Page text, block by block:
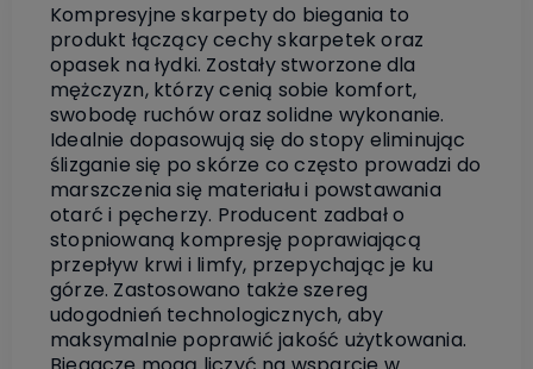
Kompresyjne skarpety do biegania to
produkt łączący cechy skarpetek oraz
opasek na łydki. Zostały stworzone dla
mężczyzn, którzy cenią sobie komfort,
swobodę ruchów oraz solidne wykonanie.
Idealnie dopasowują się do stopy eliminując
ślizganie się po skórze co często prowadzi do
marszczenia się materiału i powstawania
otarć i pęcherzy. Producent zadbał o
stopniowaną kompresję poprawiającą
przepływ krwi i limfy, przepychając je ku
górze. Zastosowano także szereg
udogodnień technologicznych, aby
maksymalnie poprawić jakość użytkowania.